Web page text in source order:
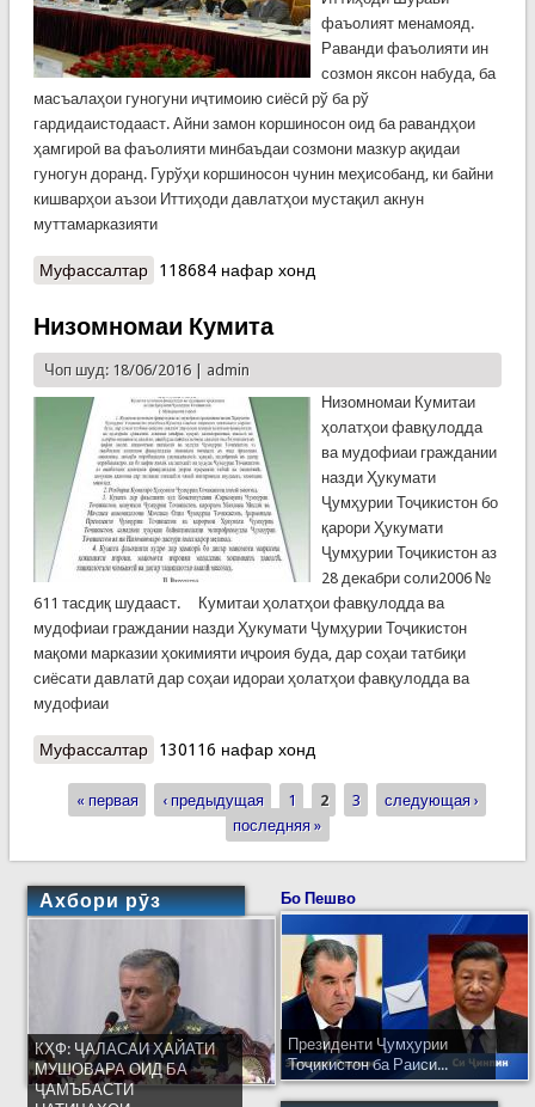
фаъолият менамояд.
Раванди фаъолияти ин
созмон яксон набуда, ба
масъалаҳои гуногуни иҷтимоию сиёсӣ рў ба рў
гардидаистодааст. Айни замон коршиносон оид ба равандҳои
ҳамгироӣ ва фаъолияти минбаъдаи созмони мазкур ақидаи
гуногун доранд. Гурўҳи коршиносон чунин меҳисобанд, ки байни
кишварҳои аъзои Иттиҳоди давлатҳои мустақил акнун
муттамарказияти
Муфассалтаро Ҳамкориҳо бо кишварҳои ИДМ
118684 нафар хонд
Низомномаи Кумита
Чоп шуд: 18/06/2016 | admin
Низомномаи Кумитаи
ҳолатҳои фавқулодда
ва мудофиаи граждании
назди Ҳукумати
Ҷумҳурии Тоҷикистон бо
қарори Ҳукумати
Ҷумҳурии Тоҷикистон аз
28 декабри соли2006 №
611 тасдиқ шудааст. Кумитаи ҳолатҳои фавқулодда ва
мудофиаи граждании назди Ҳукумати Ҷумҳурии Тоҷикистон
мақоми марказии ҳокимияти иҷроия буда, дар соҳаи татбиқи
сиёсати давлатӣ дар соҳаи идораи ҳолатҳои фавқулодда ва
мудофиаи
Муфассалтаро Низомномаи Кумита
130116 нафар хонд
Страницы
« первая ‹ предыдущая 1 2 3
следующая ›
последняя »
Ахбори рӯз
КҲФ: ҶАЛАСАИ ҲАЙАТИ
МУШОВАРА ОИД БА
ҶАМЪБАСТИ
Бо Пешво
Президенти Ҷумҳурии
Тоҷикистон ба Раиси...